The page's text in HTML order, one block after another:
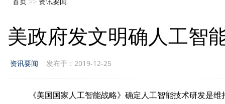
美政府发文明确人工智
资讯要闻 发布于：2019-12-25
《美国国家人工智能战略》确定人工智能技术研发是